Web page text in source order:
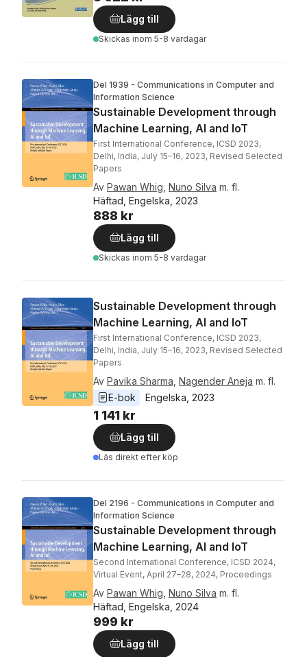
Lägg till
Skickas inom 5-8 vardagar
Del 1939 - Communications in Computer and
Information Science
Sustainable Development through
Machine Learning, AI and IoT
First International Conference, ICSD 2023,
Delhi, India, July 15–16, 2023, Revised Selected
Papers
Av Pawan Whig Nuno Silva m. fl.
Häftad, Engelska, 2023
888 kr
Lägg till
Skickas inom 5-8 vardagar
Sustainable Development through
Machine Learning, AI and IoT
First International Conference, ICSD 2023,
Delhi, India, July 15–16, 2023, Revised Selected
Papers
Av Pavika Sharma Nagender Aneja m. fl.
E-bok
Engelska 2023
1 141 kr
Lägg till
Läs direkt efter köp
Del 2196 - Communications in Computer and
Information Science
Sustainable Development through
Machine Learning, AI and IoT
Second International Conference, ICSD 2024,
Virtual Event, April 27–28, 2024, Proceedings
Av Pawan Whig Nuno Silva m. fl.
Häftad, Engelska, 2024
999 kr
Lägg till